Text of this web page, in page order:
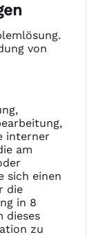
von
interner
am
sich einen
die
in 8
dieses
zu